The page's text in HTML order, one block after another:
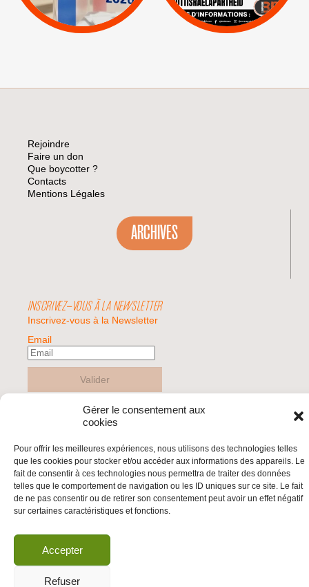
Gérer le consentement aux
cookies
Pour offrir les meilleures expériences, nous utilisons des technologies telles
que les cookies pour stocker et/ou accéder aux informations des appareils. Le
fait de consentir à ces technologies nous permettra de traiter des données
telles que le comportement de navigation ou les ID uniques sur ce site. Le fait
de ne pas consentir ou de retirer son consentement peut avoir un effet négatif
sur certaines caractéristiques et fonctions.
Accepter
Refuser
Pétitions
Visuels, tracts,
affiches,...
Rejoindre
Faire un don
Que boycotter ?
Contacts
Mentions Légales
ARCHIVES
INSCRIVEZ-VOUS À LA NEWSLETTER
Inscrivez-vous à la Newsletter
Email
Valider
© 2026 | BDS France | Boycott Désinvestissement Sanctions, la réponse